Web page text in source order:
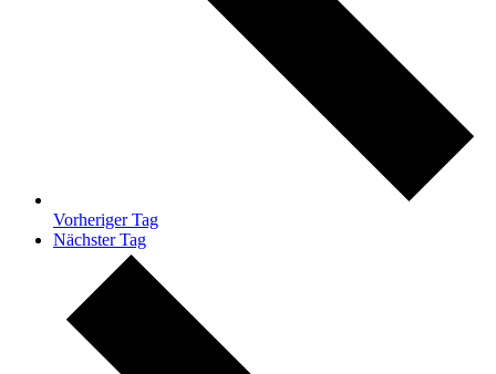
Vorheriger Tag
Nächster Tag